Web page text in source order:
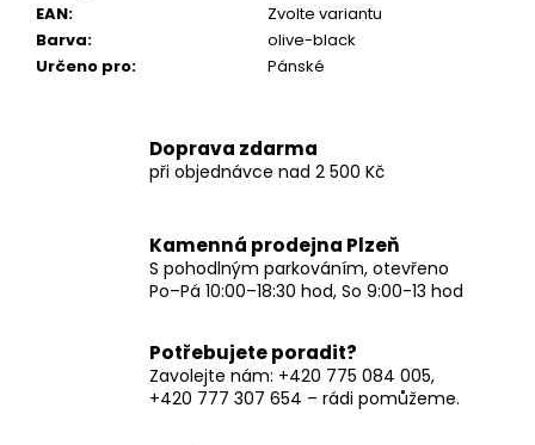
EAN:
Zvolte variantu
Barva:
olive-black
Určeno pro: Pánské
Doprava zdarma
při objednávce nad 2 500 Kč
Kamenná prodejna Plzeň
S pohodlným parkováním, otevřeno
Po–Pá 10:00–18:30 hod, So 9:00-13 hod
Potřebujete poradit?
Zavolejte nám: +420 775 084 005,
+420 777 307 654 – rádi pomůžeme.